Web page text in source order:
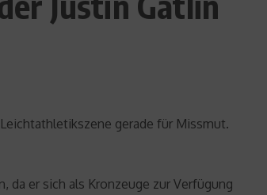
gerade für Missmut.
da er sich als Kronzeuge zur Verfügung